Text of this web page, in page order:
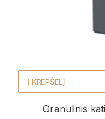
Į KREPŠELĮ
Granulinis